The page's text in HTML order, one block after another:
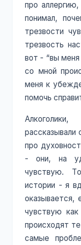
про
понимал,
трезвости
трезвость
вот - “вы меня
со мной
меня к
помочь
рассказывали
про
- они, на
чувствую.
истории - я
оказывается,
чувствую
происходят
самые